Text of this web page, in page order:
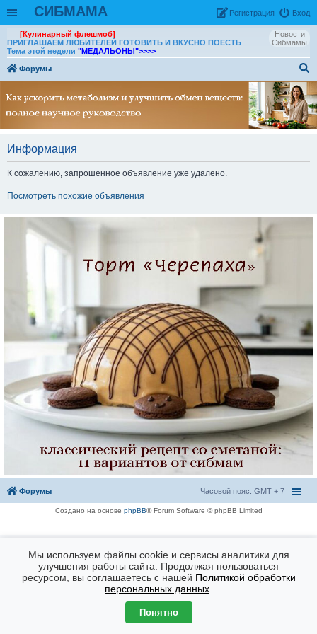
СИБМАМА Вход
Рeгиcтpaция
Новости
Сибмамы
[Кулинарный флешмоб]
ПРИГЛАШАЕМ ЛЮБИТЕЛЕЙ ГОТОВИТЬ И ВКУСНО ПОЕСТЬ
Тема этой недели "МЕДАЛЬОНЫ">>>>
Форумы
ои
ск
Информация
К сожалению, запрошенное объявление уже удалено.
Посмотреть похожие объявления
Форумы Часовой пояс: GMT + 7
Создано на основе phpBB® Forum Software © phpBB Limited
Мы используем файлы cookie и сервисы аналитики для
улучшения работы сайта. Продолжая пользоваться
ресурсом, вы соглашаетесь с нашей Политикой обработки
персональных данных
Понятно